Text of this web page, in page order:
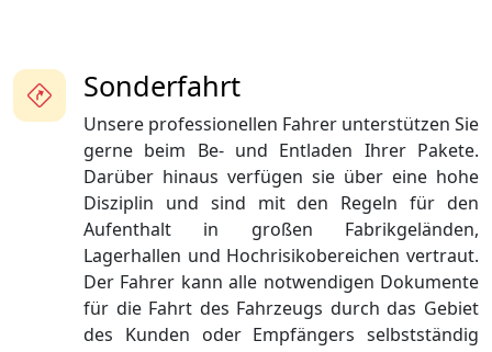
Sonderfahrt
Unsere professionellen Fahrer unterstützen Sie
gerne beim Be- und Entladen Ihrer Pakete.
Darüber hinaus verfügen sie über eine hohe
Disziplin und sind mit den Regeln für den
Aufenthalt in großen Fabrikgeländen,
Lagerhallen und Hochrisikobereichen vertraut.
Der Fahrer kann alle notwendigen Dokumente
für die Fahrt des Fahrzeugs durch das Gebiet
des Kunden oder Empfängers selbstständig